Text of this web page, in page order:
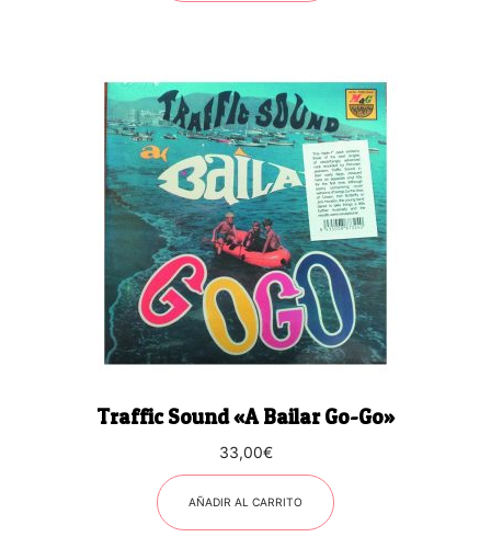
Traffic Sound «A Bailar Go-Go»
33,00€
AÑADIR AL CARRITO